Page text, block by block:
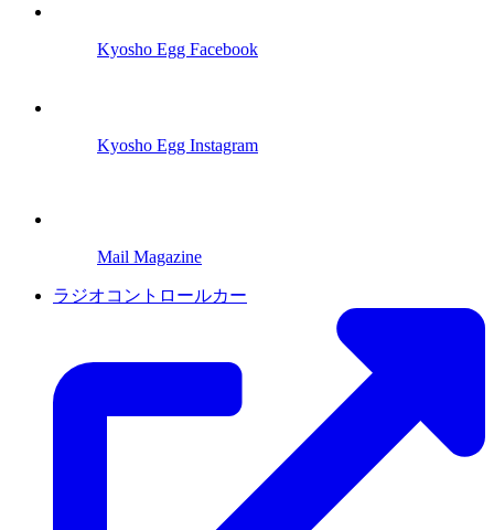
Kyosho Egg Facebook
Kyosho Egg Instagram
Mail Magazine
ラジオコントロールカー